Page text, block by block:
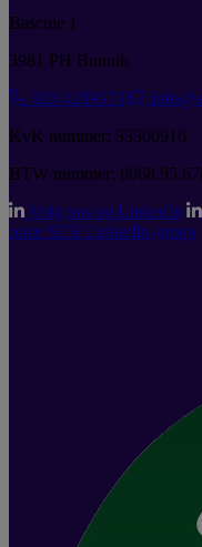
Bascule 1
3981 PH Bunnik
020 4289573
KvK nummer: 33300916
BTW nummer:
Volg ons op LinkedIn
onze SEH LinkedIn-groep